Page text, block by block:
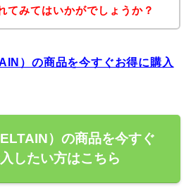
てみてはいかがでしょうか？
）の商品を今すぐお得に購入
）の商品を今すぐ
したい方はこちら